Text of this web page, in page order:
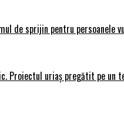
de sprijin pentru persoanele
Proiectul uriaș pregătit pe un